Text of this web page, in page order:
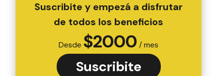
Suscribite y empezá a disfrutar
de todos los beneficios
Desde $2000 / mes
Suscribite